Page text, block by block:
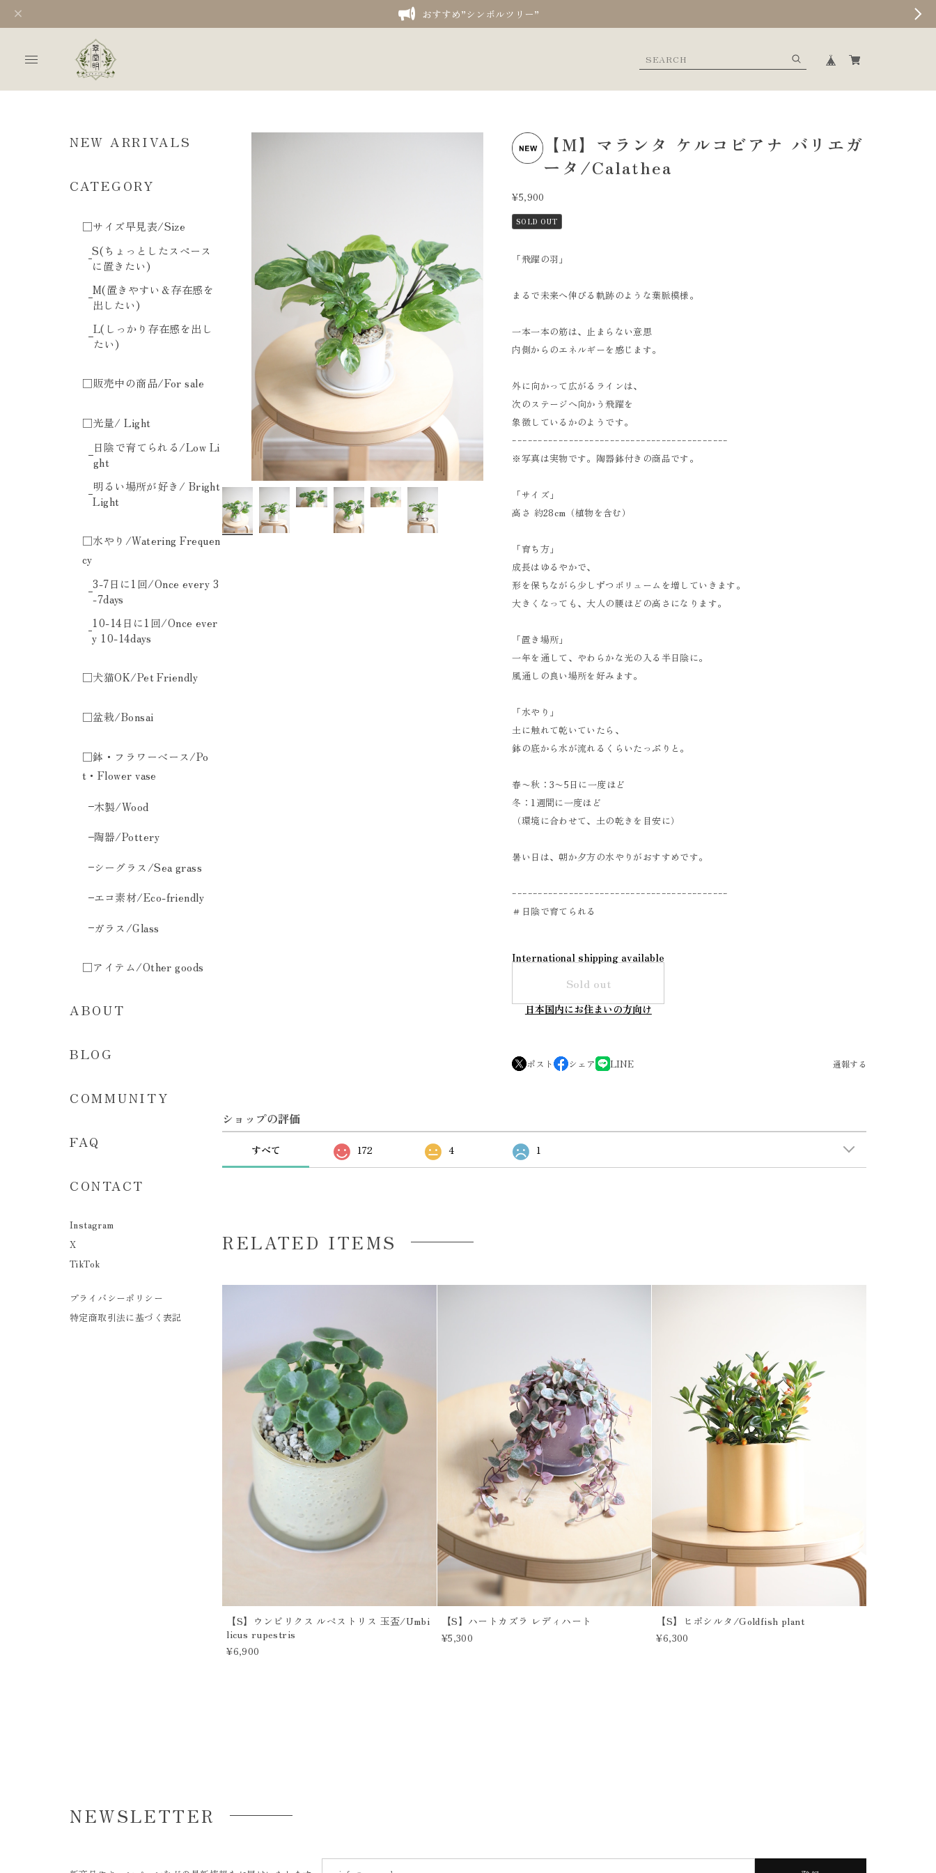
おすすめ”シンボルツリー”
NEW ARRIVALS
CATEGORY
□サイズ早見表/Size
S(ちょっとしたスペース
に置きたい)
M(置きやすい＆存在感を
出したい)
L(しっかり存在感を出し
たい)
□販売中の商品/For sale
□光量/ Light
日陰で育てられる/Low Li
ght
明るい場所が好き/ Bright
Light
□水やり/Watering Frequen
cy
3-7日に1回/Once every 3
-7days
10-14日に1回/Once ever
y 10-14days
□犬猫OK/Pet Friendly
□盆栽/Bonsai
□鉢・フラワーベース/Po
t・Flower vase
木製/Wood
陶器/Pottery
シーグラス/Sea grass
エコ素材/Eco-friendly
ガラス/Glass
□アイテム/Other goods
ABOUT
BLOG
COMMUNITY
FAQ
CONTACT
Instagram
X
TikTok
プライバシーポリシー
特定商取引法に基づく表記
【M】マランタ ケルコビアナ バリエガ
ータ/Calathea
¥5,900
SOLD OUT
「飛躍の羽」
まるで未来へ伸びる軌跡のような葉脈模様。
一本一本の筋は、止まらない意思
内側からのエネルギーを感じます。
外に向かって広がるラインは、
次のステージへ向かう飛躍を
象徴しているかのようです。
ｰｰｰｰｰｰｰｰｰｰｰｰｰｰｰｰｰｰｰｰｰｰｰｰｰｰｰｰｰｰｰｰｰｰｰｰｰｰｰｰｰｰ
※写真は実物です。陶器鉢付きの商品です。
「サイズ」
高さ 約28cm（植物を含む）
「育ち方」
成長はゆるやかで、
形を保ちながら少しずつボリュームを増していきます。
大きくなっても、大人の腰ほどの高さになります。
「置き場所」
一年を通して、やわらかな光の入る半日陰に。
風通しの良い場所を好みます。
「水やり」
土に触れて乾いていたら、
鉢の底から水が流れるくらいたっぷりと。
春〜秋：3〜5日に一度ほど
冬：1週間に一度ほど
（環境に合わせて、土の乾きを目安に）
暑い日は、朝か夕方の水やりがおすすめです。
ｰｰｰｰｰｰｰｰｰｰｰｰｰｰｰｰｰｰｰｰｰｰｰｰｰｰｰｰｰｰｰｰｰｰｰｰｰｰｰｰｰｰ
＃日陰で育てられる
International shipping available
Sold out
日本国内にお住まいの方向け
ポスト シェア LINE 通報する
ショップの評価
すべて 172 4 1
RELATED ITEMS
【S】ウンビリクス ルペストリス 玉盃/Umbi
licus rupestris
¥6,900
【S】ハートカズラ レディハート
¥5,300
【S】ヒポシルタ/Goldfish plant
¥6,300
NEWSLETTER